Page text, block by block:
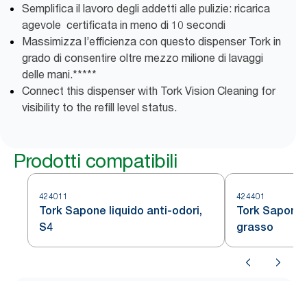
Semplifica il lavoro degli addetti alle pulizie: ricarica
agevole certificata in meno di 10 secondi
Massimizza l’efficienza con questo dispenser Tork in
grado di consentire oltre mezzo milione di lavaggi
delle mani.*****
Connect this dispenser with Tork Vision Cleaning for
visibility to the refill level status.
Prodotti compatibili
424011
Tork Sapone liquido anti-odori,
S4
424401
Tork
grasso